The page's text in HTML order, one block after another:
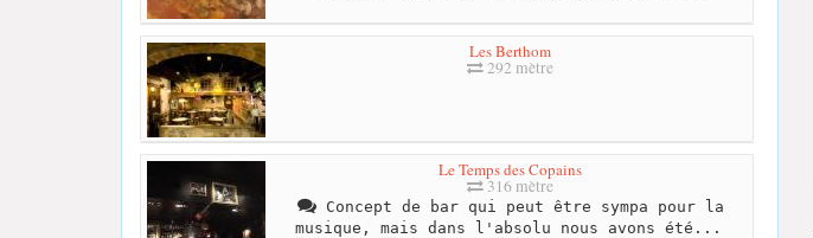
Les Berthom
292 mètre
Le Temps des Copains
316 mètre
Concept de bar qui peut être sympa pour la
musique, mais dans l'absolu nous avons été...